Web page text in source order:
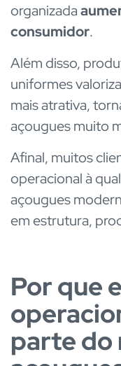
organizada
consumidor.
Além disso,
uniformes
mais atrativa,
açougues muito
Afinal, muitos
operacional à
açougues
em estrutura,
Por que
parte do